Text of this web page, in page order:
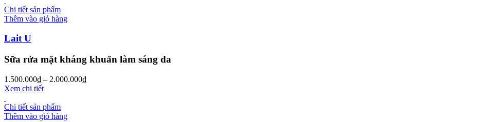
Chi tiết sản phẩm
Thêm vào giỏ hàng
Lait U
Sữa rửa mặt kháng khuẩn làm sáng da
1.500.000₫ – 2.000.000₫
Xem chi tiết
Chi tiết sản phẩm
Thêm vào giỏ hàng